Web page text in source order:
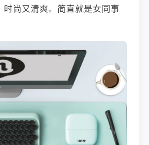
时尚又清爽。简直就是女同事